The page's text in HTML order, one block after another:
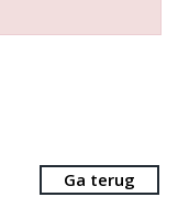
Ga terug